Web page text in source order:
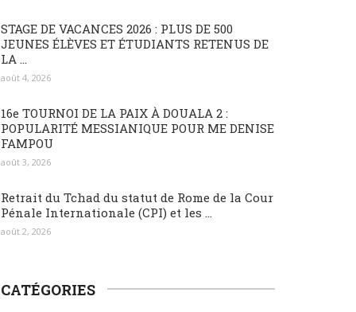
STAGE DE VACANCES 2026 : PLUS DE 500
JEUNES ÉLÈVES ET ÉTUDIANTS RETENUS DE
LA ...
août 4, 2026
16e TOURNOI DE LA PAIX À DOUALA 2 :
POPULARITÉ MESSIANIQUE POUR ME DENISE
FAMPOU
août 3, 2026
Retrait du Tchad du statut de Rome de la Cour
Pénale Internationale (CPI) et les ...
août 2, 2026
CATÉGORIES